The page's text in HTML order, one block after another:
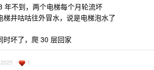
年不到，两个电梯每个月轮流坏
梯井咕咕往外冒水，说是电梯泡水了
时坏了，爬 30 层回家
1